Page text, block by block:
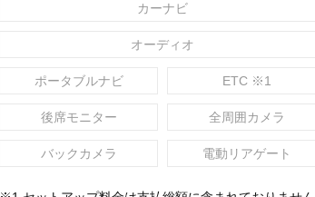
カーナビ
オーディオ
ポータブルナビ ETC ※1
後席モニター 全周囲カメラ
バックカメラ 電動リアゲート